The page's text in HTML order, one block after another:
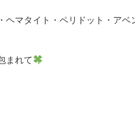
ヘマタイト・ペリドット・アベ
まれて